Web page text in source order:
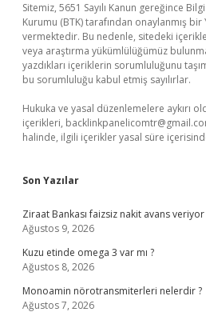
Sitemiz, 5651 Sayılı Kanun gereğince
Kurumu (BTK) tarafından onaylanmış bir
vermektedir. Bu nedenle, sitedeki
veya araştırma yükümlülüğümüz
yazdıkları içeriklerin sorumluluğunu
bu sorumluluğu kabul etmiş sayılırlar.
Hukuka ve yasal düzenlemelere aykırı
içerikleri,
halinde, ilgili içerikler yasal süre
Son Yazılar
Ziraat Bankası faizsiz nakit avans veriyor
Ağustos 9, 2026
Kuzu etinde omega 3 var mı ?
Ağustos 8, 2026
Monoamin nörotransmiterleri nelerdir ?
Ağustos 7, 2026